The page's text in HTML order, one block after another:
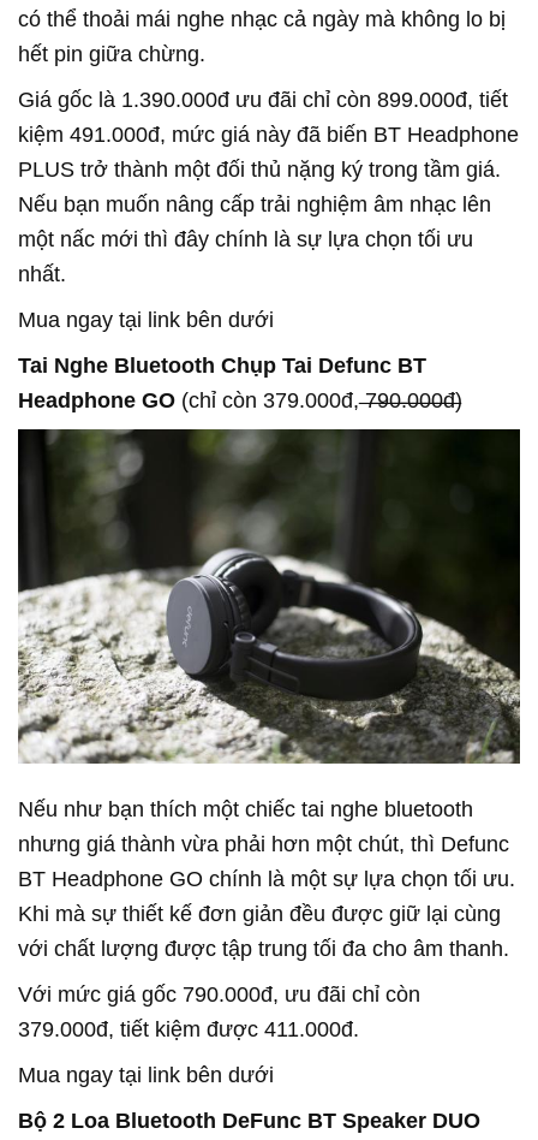
có thể thoải mái nghe nhạc cả ngày mà không lo bị
hết pin giữa chừng.
Giá gốc là 1.390.000đ ưu đãi chỉ còn 899.000đ, tiết
kiệm 491.000đ, mức giá này đã biến BT Headphone
PLUS trở thành một đối thủ nặng ký trong tầm giá.
Nếu bạn muốn nâng cấp trải nghiệm âm nhạc lên
một nấc mới thì đây chính là sự lựa chọn tối ưu
nhất.
Mua ngay tại link bên dưới
Tai Nghe Bluetooth Chụp Tai Defunc BT
Headphone GO (chỉ còn 379.000đ, ̶7̶̶9̶̶0̶̶.̶̶0̶̶0̶̶0̶̶đ̶)
Nếu như bạn thích một chiếc tai nghe bluetooth
nhưng giá thành vừa phải hơn một chút, thì Defunc
BT Headphone GO chính là một sự lựa chọn tối ưu.
Khi mà sự thiết kế đơn giản đều được giữ lại cùng
với chất lượng được tập trung tối đa cho âm thanh.
Với mức giá gốc 790.000đ, ưu đãi chỉ còn
379.000đ, tiết kiệm được 411.000đ.
Mua ngay tại link bên dưới
Bộ 2 Loa Bluetooth DeFunc BT Speaker DUO